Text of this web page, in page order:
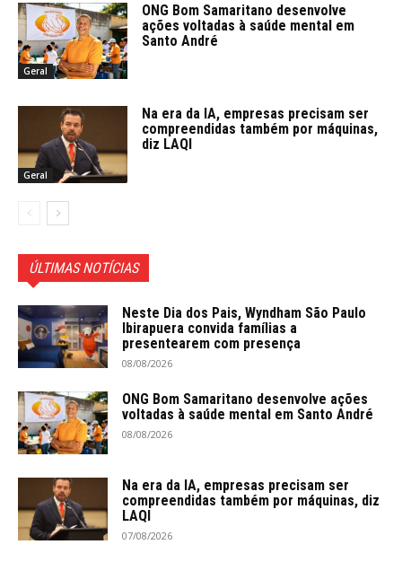
Geral
ONG Bom Samaritano desenvolve
ações voltadas à saúde mental em
Santo André
Geral
Na era da IA, empresas precisam ser
compreendidas também por máquinas,
diz LAQI
ÚLTIMAS NOTÍCIAS
Neste Dia dos Pais, Wyndham São Paulo
Ibirapuera convida famílias a
presentearem com presença
08/08/2026
ONG Bom Samaritano desenvolve ações
voltadas à saúde mental em Santo André
08/08/2026
Na era da IA, empresas precisam ser
compreendidas também por máquinas, diz
LAQI
07/08/2026